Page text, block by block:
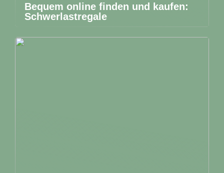
Bequem online finden und kaufen:
Schwerlastregale